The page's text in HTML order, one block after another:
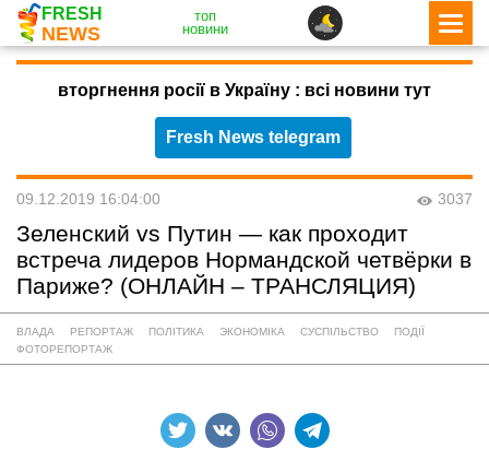
FRESH
NEWS
топ
новини
вторгнення росії в Україну : всі новини тут
Fresh News telegram
09.12.2019 16:04:00 3037
Зеленский vs Путин — как проходит
встреча лидеров Нормандской четвёрки в
Париже? (ОНЛАЙН – ТРАНСЛЯЦИЯ)
ВЛАДА РЕПОРТАЖ ПОЛІТИКА ЭКОНОМІКА СУСПІЛЬСТВО
ПОДІЇ
ФОТОРЕПОРТАЖ